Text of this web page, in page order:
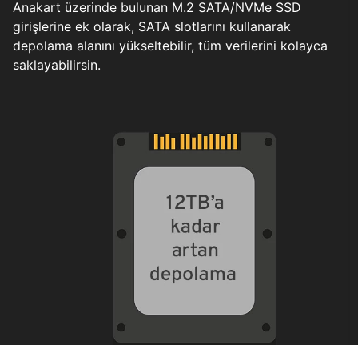
Anakart üzerinde bulunan M.2 SATA/NVMe SSD
girişlerine ek olarak, SATA slotlarını kullanarak
depolama alanını yükseltebilir, tüm verilerini kolayca
saklayabilirsin.